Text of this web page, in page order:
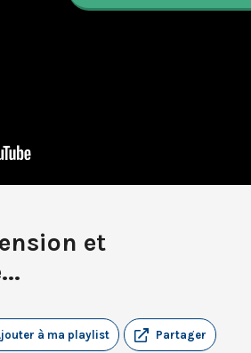
et
Partager
à ma playlist